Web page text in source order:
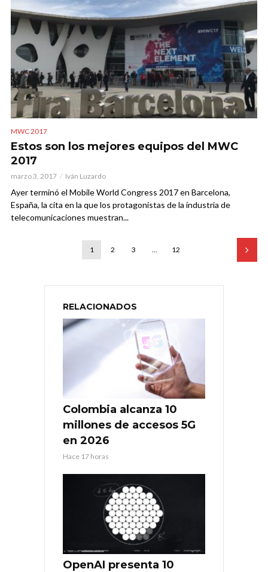
MWC 2017
Estos son los mejores equipos del MWC
2017
marzo 3, 2017 Iván Luzardo
Ayer terminó el Mobile World Congress 2017 en Barcelona,
España, la cita en la que los protagonistas de la industria de
telecomunicaciones muestran...
1 2 3 … 12
RELACIONADOS
Colombia alcanza 10
millones de accesos 5G
en 2026
Hace 17 horas
OpenAI presenta 10